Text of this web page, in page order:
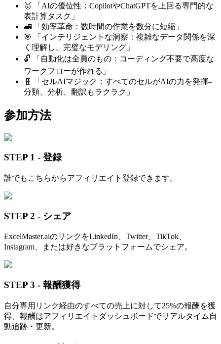
🥇 「AIの優位性：CopilotやChatGPTを上回る専門的な
表計算タスク」
🚄 「効率革命：数時間の作業を数分に短縮」
🎯 「インテリジェントな洞察：複雑なデータ関係を深
く理解し、完璧なモデリング」
🔓 「自動化は全員のもの：コーディング不要で高度な
ワークフローが作れる」
🧬 「セルAIマジック：すべてのセルがAIの力を発揮–
分類、分析、翻訳もラクラク」
参加方法
STEP 1 - 登録
誰でもこちらからアフィリエイト登録できます。
STEP 2 - シェア
ExcelMaster.aiのリンクをLinkedIn、Twitter、TikTok、
Instagram、または好きなプラットフォームでシェア。
STEP 3 - 報酬獲得
自分専用リンク経由のすべての売上に対して25%の報酬を獲
得。報酬はアフィリエイトダッシュボードでリアルタイム自
動追跡・更新。